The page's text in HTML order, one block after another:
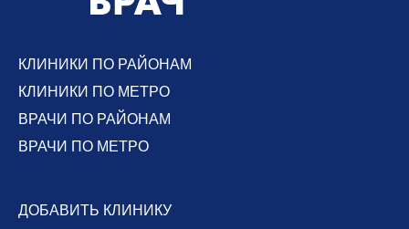
КЛИНИКИ ПО РАЙОНАМ
КЛИНИКИ ПО МЕТРО
ВРАЧИ ПО РАЙОНАМ
ВРАЧИ ПО МЕТРО
ДОБАВИТЬ КЛИНИКУ